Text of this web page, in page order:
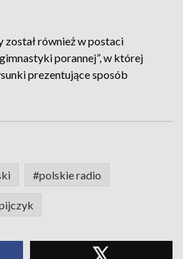
został również w postaci
porannej”, w której
prezentujące sposób
#polskie radio